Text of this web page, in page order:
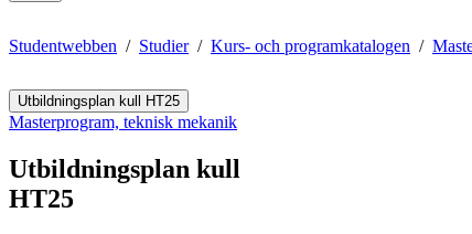
Studentwebben Studier Kurs- och programkatalogen
Utbildningsplan kull HT25
Masterprogram, teknisk mekanik
Utbildningsplan kull
HT25